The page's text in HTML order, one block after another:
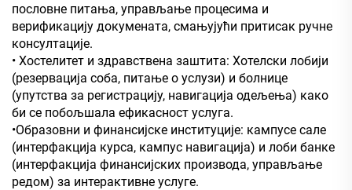
пословне питања, управљање процесима и
верификацију докумената, смањујући притисак ручне
консултације.
• Хостелитет и здравствена заштита: Хотелски лобији
(резервација соба, питање о услузи) и болнице
(упутства за регистрацију, навигација одељења) како
би се побољшала ефикасност услуга.
•Образовни и финансијске институције: кампусе сале
(интерфакција курса, кампус навигација) и лоби банке
(интерфакција финансијских производа, управљање
редом) за интерактивне услуге.